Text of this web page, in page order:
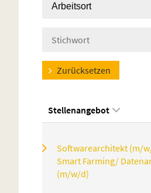
Arbeitsort
Zurücksetzen
Stellenangebot
Softwarearchitekt (m/
Smart Farming/
(m/w/d)